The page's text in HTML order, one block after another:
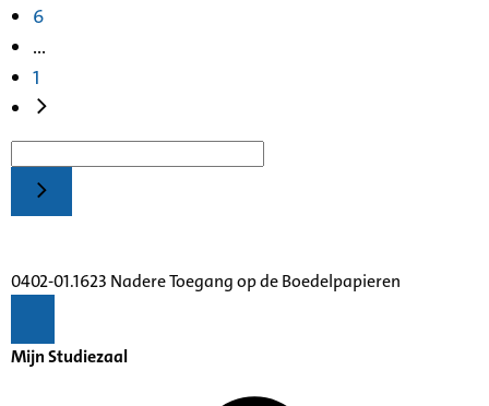
6
...
1
0402-01.1623 Nadere Toegang op de Boedelpapieren
Mijn Studiezaal